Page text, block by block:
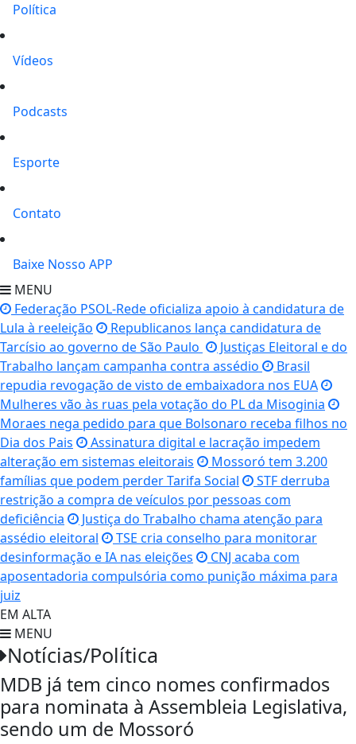
Política
Vídeos
Podcasts
Esporte
Contato
Baixe Nosso APP
MENU
Federação PSOL-Rede oficializa apoio à candidatura de
Lula à reeleição
Republicanos lança candidatura de
Tarcísio ao governo de São Paulo
Justiças Eleitoral e do
Trabalho lançam campanha contra assédio
Brasil
repudia revogação de visto de embaixadora nos EUA
Mulheres vão às ruas pela votação do PL da Misoginia
Moraes nega pedido para que Bolsonaro receba filhos no
Dia dos Pais
Assinatura digital e lacração impedem
alteração em sistemas eleitorais
Mossoró tem 3.200
famílias que podem perder Tarifa Social
STF derruba
restrição a compra de veículos por pessoas com
deficiência
Justiça do Trabalho chama atenção para
assédio eleitoral
TSE cria conselho para monitorar
desinformação e IA nas eleições
CNJ acaba com
aposentadoria compulsória como punição máxima para
juiz
EM ALTA
MENU
Notícias/Política
MDB já tem cinco nomes confirmados
para nominata à Assembleia Legislativa,
sendo um de Mossoró